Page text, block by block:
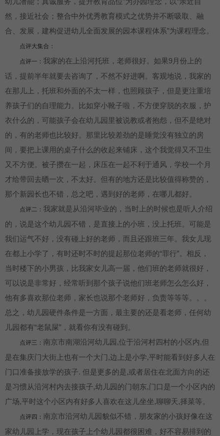
然，接近社会；整合中外优秀教育模式之优势并不断吸取、融
合、发展，建构促进幼儿全面发展的园本课程体系”为课程理念。
点评大集合：
点评一： 我家的在上沿河托班，老师很好。如果9月份上的
话，提前半年就要去咨询了，不然不好进啊。客观地说，我家的
在那儿上，托班和外面的不太一样，也照顾孩子，但是更注重培
养孩子们的自理能力。比如穿小靴子啦，不方便穿脱的衣服，护
衣什么的，可能孩子会在幼儿园里被说教或者抱怨，但不是绝对
的，有的老师也比较好。那里比较差劲的是睡觉没有独立的房
间，要把上课用的桌子什么的收起来铺床，这个我觉得又不卫生
又不方便。被子攒在一起，床压在一起不利于通风，学校一个月
才给带回去晒一次，不太好。但有的地方还是比较值得称赞的，
那个新园长也不错，总之吧，遇到好的老师，在哪儿都好。
点评二： 我家就是从沿河毕业的，当时上的时候也是听人介绍
的，说是这个幼儿园不错，是直接上的小班，没上托班。可能是
我们运气不好，没有碰上好的老师，而且还跟班三年。我女儿现
在都上小学了，有时还时不时的提起那位老师的“罪行”。相反，
当时楼下的小男孩，比我家女儿高一届，他们班的老师就很好，
可以说是非常好，经常听到那个孩子说他们班老师怎么怎么好，
他有多喜欢那位老师，家长也说那个老师好，负责等等等。。。
总之，幼儿园硬件条件是一方面，最主要的还是看老师，任何幼
儿园都有“老鼠屎”，就看你有没有碰到。
点评三： 南京市南湖沿河幼儿园,位于沿河村四村的小区内,但
是在集庆门大街上也有一个大门,边上是小学,平时能看到好多人在
门口准备接放学的孩子. 但是更多的是,或者居住在北面方向的还
是习惯从沿河村内去接孩子,幼儿园的门朝东,门口是一个小区内的
广场,平时这个小区内有好多人喜欢在这儿坐坐,聊聊天,择菜等。
点评四： 南京市沿河幼儿园貌似不错，朋友家的小孩好像在这
家幼儿园上学，现在孩子上个幼儿园都很困难，好不容易排到的